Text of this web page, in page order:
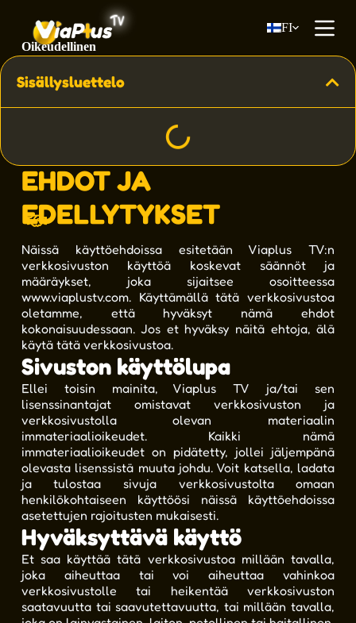
r
y
FI
Oikeudellinen
LAINSÄÄDÄNTÖ
Sisällysluettelo
EHDOT JA
EDELLYTYKSET
Näissä käyttöehdoissa esitetään Viaplus TV:n
verkkosivuston käyttöä koskevat säännöt ja
määräykset, joka sijaitsee osoitteessa
www.viaplustv.com. Käyttämällä tätä verkkosivustoa
oletamme, että hyväksyt nämä ehdot
kokonaisuudessaan. Jos et hyväksy näitä ehtoja, älä
käytä tätä verkkosivustoa.
Sivuston käyttölupa
Ellei toisin mainita, Viaplus TV ja/tai sen
lisenssinantajat omistavat verkkosivuston ja
verkkosivustolla olevan materiaalin
immateriaalioikeudet. Kaikki nämä
immateriaalioikeudet on pidätetty, jollei jäljempänä
olevasta lisenssistä muuta johdu. Voit katsella, ladata
ja tulostaa sivuja verkkosivustolta omaan
henkilökohtaiseen käyttöösi näissä käyttöehdoissa
asetettujen rajoitusten mukaisesti.
Hyväksyttävä käyttö
Et saa käyttää tätä verkkosivustoa millään tavalla,
joka aiheuttaa tai voi aiheuttaa vahinkoa
verkkosivustolle tai heikentää verkkosivuston
saatavuutta tai saavutettavuutta, tai millään tavalla,